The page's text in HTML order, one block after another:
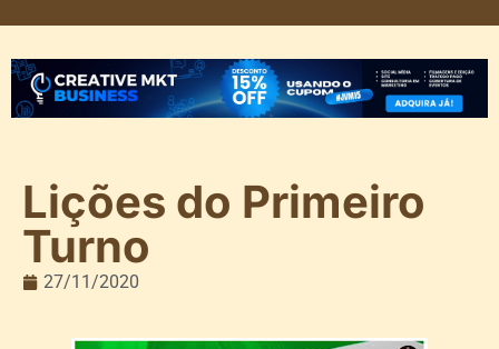
Lições do Primeiro
Turno
27/11/2020